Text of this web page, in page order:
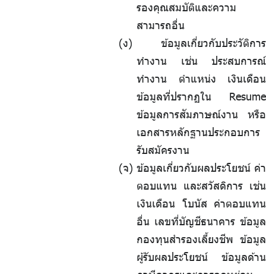
รองคุณสมบัติและความ
สามารถอื่น
(ง) ข้อมูลเกี่ยวกับประวัติการ
ทำงาน เช่น ประสบการณ์
ทำงาน ตำแหน่ง เงินเดือน
ข้อมูลที่ปรากฏใน Resume
ข้อมูลการสัมภาษณ์งาน หรือ
เอกสารหลักฐานประกอบการ
รับสมัครงาน
(จ) ข้อมูลเกี่ยวกับผลประโยชน์ ค่า
ตอบแทน และสวัสดิการ เช่น
เงินเดือน โบนัส ค่าตอบแทน
อื่น เลขที่บัญชีธนาคาร ข้อมูล
กองทุนสำรองเลี้ยงชีพ ข้อมูล
ผู้รับผลประโยชน์ ข้อมูลด้าน